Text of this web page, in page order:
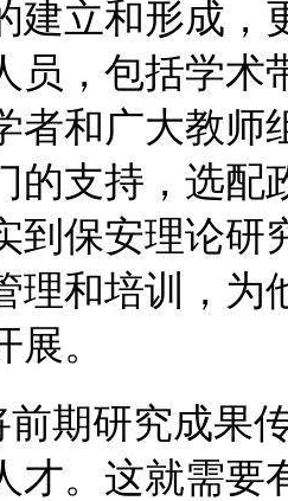
建立和形成，
员，包括学术
者和广大教师
的支持，选配
到保安理论研
理和培训，为
。
前期研究成果
才。这就需要